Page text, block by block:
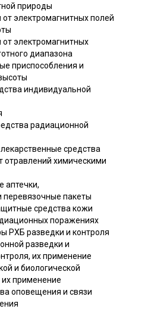
природы
электромагнитных полей
электромагнитных
диапазона
приспособления и
индивидуальной
радиационной
средства
отравлений химическими
аптечки,
перевязочные пакеты
средства кожи
поражениях
РХБ разведки и контроля
разведки и
их применение
и биологической
их применение
оповещения и связи